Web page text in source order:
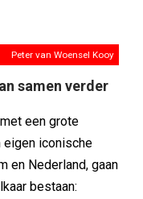
Peter van Woensel Kooy
samen verder
een grote
iconische
en Nederland, gaan
bestaan: